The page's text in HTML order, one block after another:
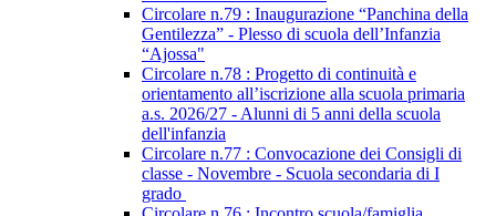
Circolare n.79 : Inaugurazione “Panchina della
Gentilezza” - Plesso di scuola dell’Infanzia
“Ajossa"
Circolare n.78 : Progetto di continuità e
orientamento all’iscrizione alla scuola primaria
a.s. 2026/27 - Alunni di 5 anni della scuola
dell'infanzia
Circolare n.77 : Convocazione dei Consigli di
classe - Novembre - Scuola secondaria di I
grado